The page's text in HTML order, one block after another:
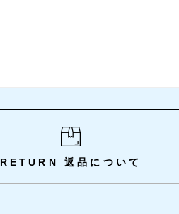
RETURN返品について